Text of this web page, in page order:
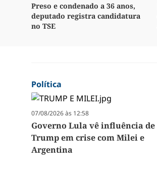
Preso e condenado a 36 anos,
deputado registra candidatura
no TSE
Política
07/08/2026 às 12:58
Governo Lula vê influência de
Trump em crise com Milei e
Argentina